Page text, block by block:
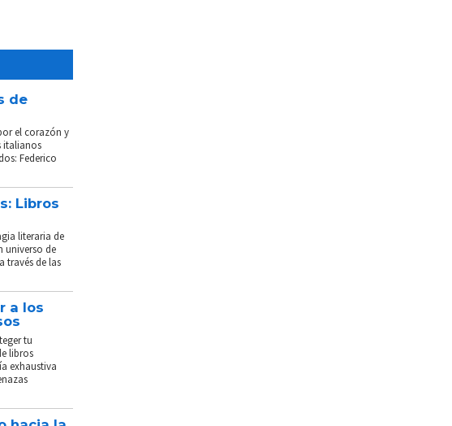
de
el corazón y
italianos
Federico
Libros
literaria de
universo de
través de las
a los
tu
libros
exhaustiva